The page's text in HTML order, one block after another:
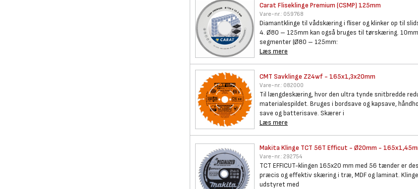
Carat Fliseklinge Premium (CSMP) 125mm
Vare-nr.: 059768
Diamantklinge til vådskæring i fliser og klinker op til
4. Ø80 – 125mm kan også bruges til tørskæring.
segmenter (Ø80 – 125mm:
Læs mere
CMT Savklinge Z24wf - 165x1,3x20mm
Vare-nr.: 082000
Til længdeskæring, hvor den ultra tynde snitbredde
materialespildet. Bruges i bordsave og kapsave,
save og batterisave. Skærer i
Læs mere
Makita Klinge TCT 56T Efficut - Ø20mm -
Vare-nr.: 292754
TCT EFFICUT-klingen 165x20 mm med 56 tænder er
præcis og effektiv skæring i træ, MDF og laminat.
udstyret med